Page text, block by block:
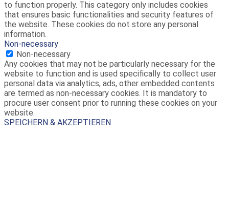
to function properly. This category only includes cookies
that ensures basic functionalities and security features of
the website. These cookies do not store any personal
information.
Non-necessary
Non-necessary
Any cookies that may not be particularly necessary for the
website to function and is used specifically to collect user
personal data via analytics, ads, other embedded contents
are termed as non-necessary cookies. It is mandatory to
procure user consent prior to running these cookies on your
website.
SPEICHERN & AKZEPTIEREN